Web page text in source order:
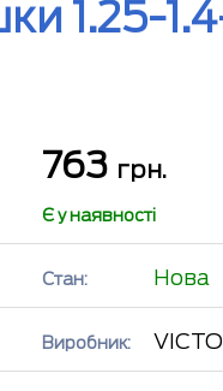
1.25-
763 грн.
Є у наявності
Стан: Нова
Виробник: